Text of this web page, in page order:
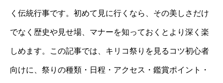
く伝統行事です。初めて見に行くなら、その美しさだけ
でなく歴史や見せ場、マナーを知っておくとより深く楽
しめます。この記事では、キリコ祭りを見るコツ初心者
向けに、祭りの種類・日程・アクセス・鑑賞ポイント・